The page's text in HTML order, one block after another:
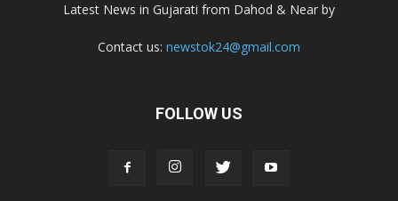
Latest News in Gujarati from Dahod & Near by
Contact us: newstok24@gmail.com
FOLLOW US